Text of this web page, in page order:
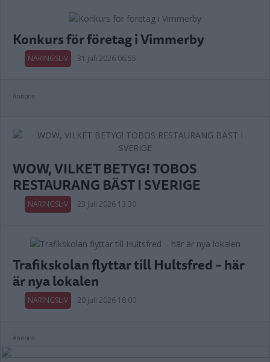
Konkurs för företag i Vimmerby
NÄRINGSLIV 31 juli 2026 06.55
Annons:
WOW, VILKET BETYG! TOBOS
RESTAURANG BÄST I SVERIGE
NÄRINGSLIV 23 juli 2026 13.30
Trafikskolan flyttar till Hultsfred – här
är nya lokalen
NÄRINGSLIV 20 juli 2026 18.00
Annons: